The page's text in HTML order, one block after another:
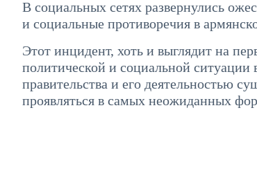
В социальных сетях развернулись
и социальные противоречия в
Этот инцидент, хоть и выглядит на
политической и социальной
правительства и его деятельностью
проявляться в самых неожиданных